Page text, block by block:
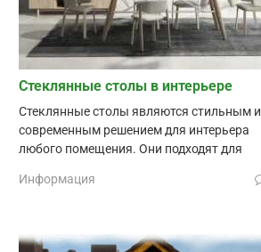
Стеклянные столы в интерьере
Стеклянные столы являются стильным и
современным решением для интерьера
любого помещения. Они подходят для
Информация